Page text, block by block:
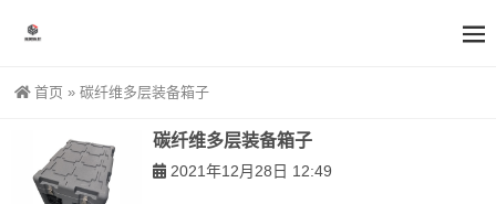
首页 » 碳纤维多层装备箱子
碳纤维多层装备箱子
2021年12月28日 12:49